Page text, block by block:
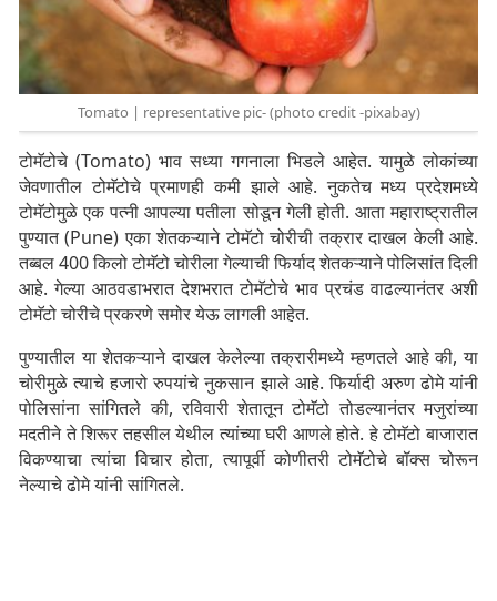
Tomato | representative pic- (photo credit -pixabay)
टोमॅटोचे (Tomato) भाव सध्या गगनाला भिडले आहेत. यामुळे लोकांच्या
जेवणातील टोमॅटोचे प्रमाणही कमी झाले आहे. नुकतेच मध्य प्रदेशमध्ये
टोमॅटोमुळे एक पत्नी आपल्या पतीला सोडून गेली होती. आता महाराष्ट्रातील
पुण्यात (Pune) एका शेतकऱ्याने टोमॅटो चोरीची तक्रार दाखल केली आहे.
तब्बल 400 किलो टोमॅटो चोरीला गेल्याची फिर्याद शेतकऱ्याने पोलिसांत दिली
आहे. गेल्या आठवडाभरात देशभरात टोमॅटोचे भाव प्रचंड वाढल्यानंतर अशी
टोमॅटो चोरीचे प्रकरणे समोर येऊ लागली आहेत.
पुण्यातील या शेतकऱ्याने दाखल केलेल्या तक्रारीमध्ये म्हणतले आहे की, या
चोरीमुळे त्याचे हजारो रुपयांचे नुकसान झाले आहे. फिर्यादी अरुण ढोमे यांनी
पोलिसांना सांगितले की, रविवारी शेतातून टोमॅटो तोडल्यानंतर मजुरांच्या
मदतीने ते शिरूर तहसील येथील त्यांच्या घरी आणले होते. हे टोमॅटो बाजारात
विकण्याचा त्यांचा विचार होता, त्यापूर्वी कोणीतरी टोमॅटोचे बॉक्स चोरून
नेल्याचे ढोमे यांनी सांगितले.